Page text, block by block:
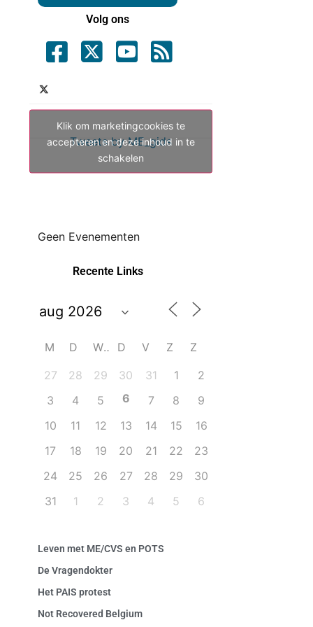
Volg ons
Tweets by ME_gids
Klik om marketingcookies te
accepteren en deze inhoud in te
schakelen
Geen Evenementen
Recente Links
M D W D V Z
Z
27
28 29 30 31 1
2
3
4 5 6 7 8
9
10
11 12 13 14 15
16
17
18 19 20 21 22
23
24
25 26 27 28 29
30
31
1 2 3 4 5 6
Leven met ME/CVS en POTS
De Vragendokter
Het PAIS protest
Not Recovered Belgium